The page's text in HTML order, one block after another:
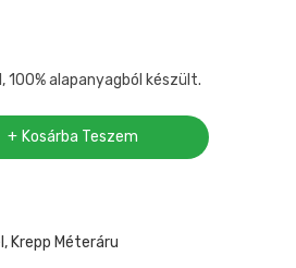
100% alapanyagból készült.
Kosárba Teszem
Krepp Méteráru